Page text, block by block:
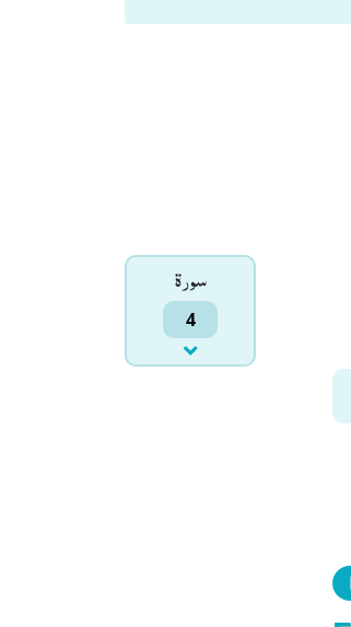
سورۃ
4